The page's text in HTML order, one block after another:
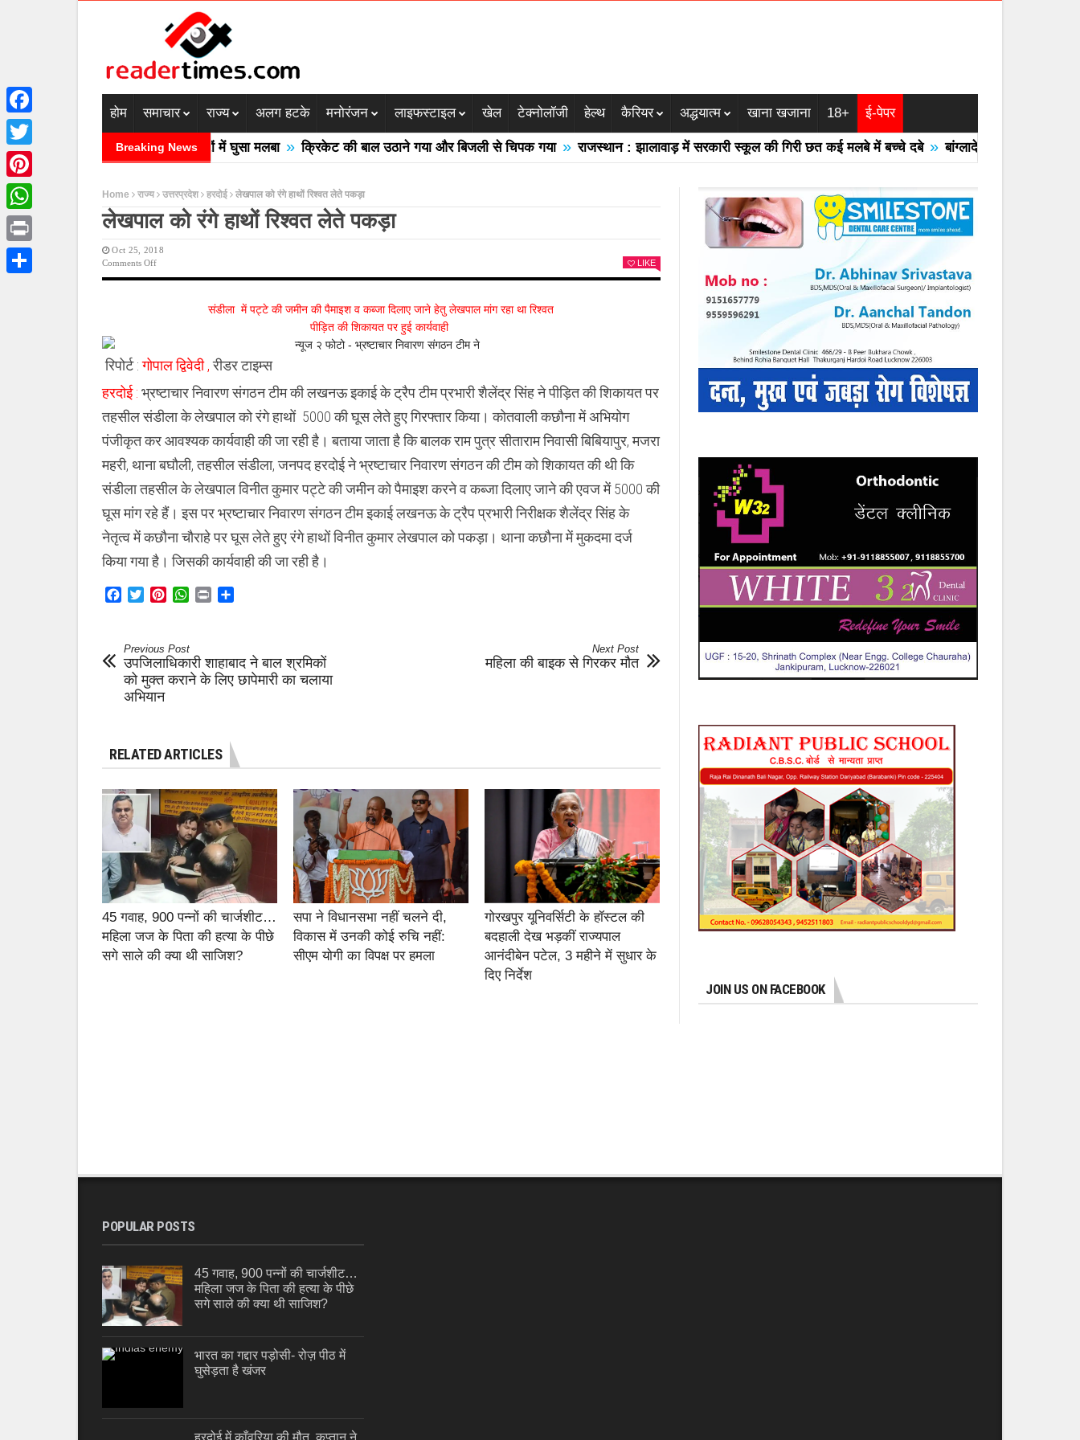
होम समाचार राज्य अलग हटके मनोरंजन लाइफस्टाइल खेल टेक्नोलॉजी हेल्थ कैरियर अद्धयात्म खाना खजाना 18+ ई-पेपर
Breaking News
में बादल फटने से तीन की मौत घरों में घुसा मलबा » क्रिकेट की बाल उठाने गया और बिजली से चिपक गया » राजस्थान : झालावाड़ में सरकारी स्कूल की गिरी छत कई मलबे में बच्चे दबे » बांग्लादेश का एयरफोर्स का F -7
Home राज्य उत्तरप्रदेश हरदोई लेखपाल को रंगे हाथों रिश्वत लेते पकड़ा
लेखपाल को रंगे हाथों रिश्वत लेते पकड़ा
Oct 25, 2018
Comments OffOn
LIKE
संडीला में पट्टे की जमीन की पैमाइश व कब्जा दिलाए जाने हेतु लेखपाल मांग रहा था रिश्वत
पीड़ित की शिकायत पर हुई कार्यवाही
रिपोर्ट :गोपाल द्विवेदी ,रीडर टाइम्स
हरदोई : भ्रष्टाचार निवारण संगठन टीम की लखनऊ इकाई के ट्रैप टीम प्रभारी शैलेंद्र सिंह ने पीड़ित की शिकायत पर
तहसील संडीला के लेखपाल को रंगे हाथों 5000 की घूस लेते हुए गिरफ्तार किया। कोतवाली कछौना में अभियोग
पंजीकृत कर आवश्यक कार्यवाही की जा रही है। बताया जाता है कि बालक राम पुत्र सीताराम निवासी बिबियापुर, मजरा
महरी, थाना बघौली, तहसील संडीला, जनपद हरदोई ने भ्रष्टाचार निवारण संगठन की टीम को शिकायत की थी कि
संडीला तहसील के लेखपाल विनीत कुमार पट्टे की जमीन को पैमाइश करने व कब्जा दिलाए जाने की एवज में 5000 की
घूस मांग रहे हैं। इस पर भ्रष्टाचार निवारण संगठन टीम इकाई लखनऊ के ट्रैप प्रभारी निरीक्षक शैलेंद्र सिंह के
नेतृत्व में कछौना चौराहे पर घूस लेते हुए रंगे हाथों विनीत कुमार लेखपाल को पकड़ा। थाना कछौना में मुकदमा दर्ज
किया गया है। जिसकी कार्यवाही की जा रही है।
Facebook
TwitterPinterestWhatsApp
Print
Previous Post
उपजिलाधिकारी शाहाबाद ने बाल श्रमिकों
को मुक्त कराने के लिए छापेमारी का चलाया
अभियान
Next Post
महिला की बाइक से गिरकर मौत
RELATED ARTICLES
45 गवाह, 900 पन्नों की चार्जशीट…
महिला जज के पिता की हत्या के पीछे
सगे साले की क्या थी साजिश?
सपा ने विधानसभा नहीं चलने दी,
विकास में उनकी कोई रुचि नहीं:
सीएम योगी का विपक्ष पर हमला
गोरखपुर यूनिवर्सिटी के हॉस्टल की
बदहाली देख भड़कीं राज्यपाल
आनंदीबेन पटेल, 3 महीने में सुधार के
दिए निर्देश
JOIN US ON FACEBOOK
POPULAR POSTS
45 गवाह, 900 पन्नों की चार्जशीट…
महिला जज के पिता की हत्या के पीछे
सगे साले की क्या थी साजिश?
भारत का गद्दार पड़ोसी- रोज़ पीठ में
घुसेड़ता है खंजर
हरदोई में काँवरिया की मौत, कप्तान ने
Facebook
Twitter
Pinterest
WhatsApp
Print